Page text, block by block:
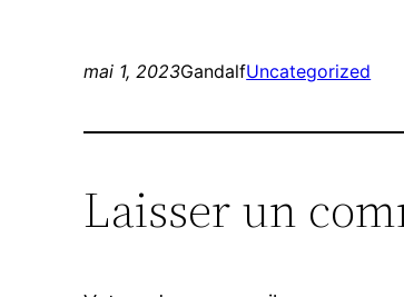
mai 1, 2023GandalfUncategorized
Laisser un